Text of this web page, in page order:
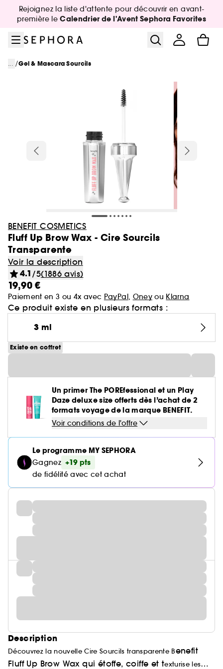
Aller au menu
Aller au contenu principal
Aller au pied de page
Rejoignez la liste d'attente pour découvrir en avant-
première leCalendrier de l'Avent Sephora Favorites
... /Gel & Mascara Sourcils
BENEFIT COSMETICS
Fluff Up Brow Wax - Cire Sourcils
Transparente
Voir la description
4.1 /5(1886 avis)
19,90 €
Paiement en 3 ou 4x avec PayPal, Oneyou Klarna
Ce produit existe en plusieurs formats :
3 ml
Existe en coffret
Un primer The POREfessional et un Play
Daze deluxe size offerts dès l’achat de 2
formats voyage de la marque BENEFIT.
Voir conditions de l'offre
Le programme MY SEPHORA
Gagnez +19 pts
de fidélité avec cet achat
Description
Découvrez la nouvelle Cire Sourcils transparente Benefit
Fluff Up Brow Wax qui étoffe, coiffe et texturise les